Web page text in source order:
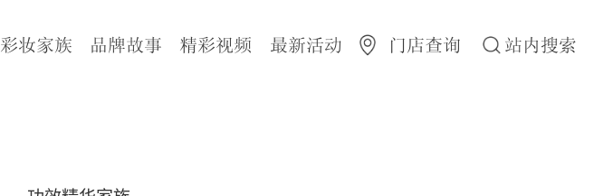
彩妆家族 品牌故事 精彩视频 最新活动 门店查询 站内搜索